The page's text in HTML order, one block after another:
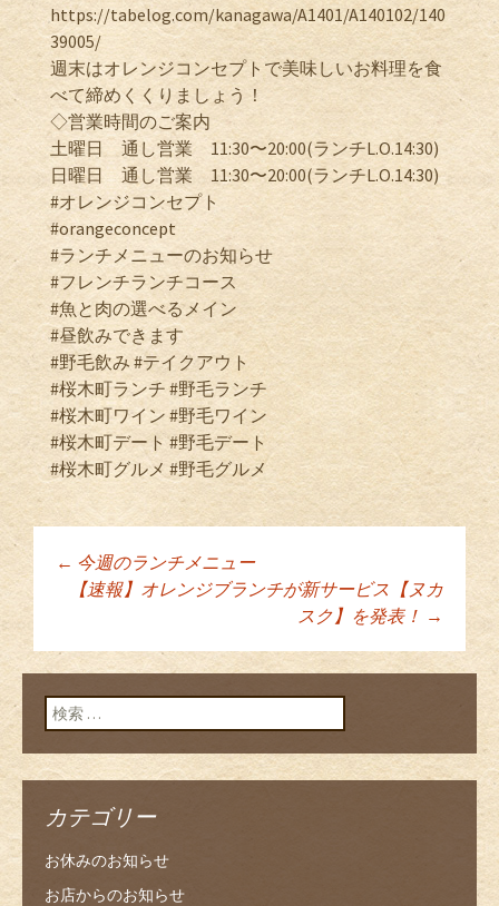
https://tabelog.com/kanagawa/A1401/A140102/140
39005/
週末はオレンジコンセプトで美味しいお料理を食
べて締めくくりましょう！
◇営業時間のご案内
土曜日 通し営業 11:30〜20:00(ランチL.O.14:30)
日曜日 通し営業 11:30〜20:00(ランチL.O.14:30)
#オレンジコンセプト
#orangeconcept
#ランチメニューのお知らせ
#フレンチランチコース
#魚と肉の選べるメイン
#昼飲みできます
#野毛飲み #テイクアウト
#桜木町ランチ #野毛ランチ
#桜木町ワイン #野毛ワイン
#桜木町デート #野毛デート
#桜木町グルメ #野毛グルメ
投稿ナビゲーショ
ン
← 今週のランチメニュー
【速報】オレンジブランチが新サービス【ヌカ
スク】を発表！ →
検索:
カテゴリー
お休みのお知らせ
お店からのお知らせ